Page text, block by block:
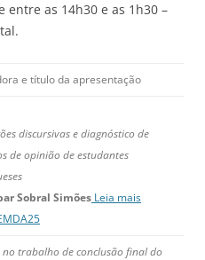
entre as 14h30 e as 1h30 –
e título da apresentação
discursivas e diagnóstico de
de opinião de estudantes
Sobral Simões Leia mais
no trabalho de conclusão final do